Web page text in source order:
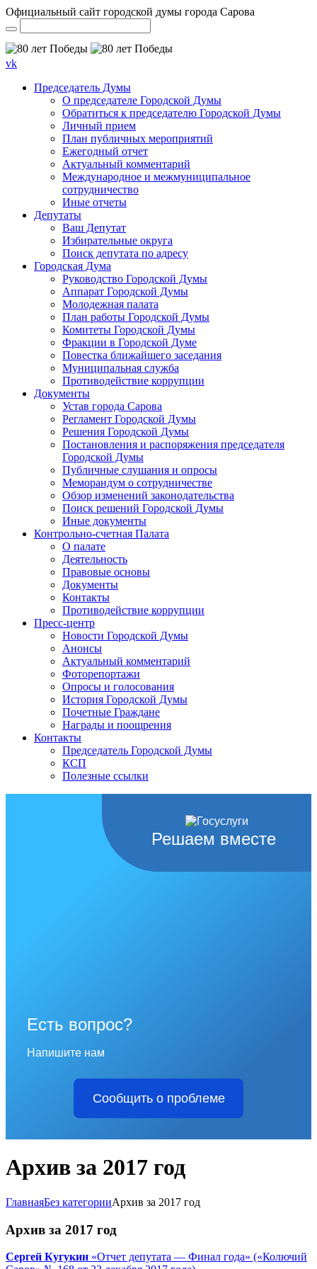
Официальный сайт городской думы города Сарова
vk
Председатель Думы
О председателе Городской Думы
Обратиться к председателю Городской Думы
Личный прием
План публичных мероприятий
Ежегодный отчет
Актуальный комментарий
Международное и межмуниципальное
сотрудничество
Иные отчеты
Депутаты
Ваш Депутат
Избирательные округа
Поиск депутата по адресу
Городская Дума
Руководство Городской Думы
Аппарат Городской Думы
Молодежная палата
План работы Городской Думы
Комитеты Городской Думы
Фракции в Городской Думе
Повестка ближайшего заседания
Муниципальная служба
Противодействие коррупции
Документы
Устав города Сарова
Регламент Городской Думы
Решения Городской Думы
Постановления и распоряжения председателя
Городской Думы
Публичные слушания и опросы
Меморандум о сотрудничестве
Обзор изменений законодательства
Поиск решений Городской Думы
Иные документы
Контрольно-счетная Палата
О палате
Деятельность
Правовые основы
Документы
Контакты
Противодействие коррупции
Пресс-центр
Новости Городской Думы
Анонсы
Актуальный комментарий
Фоторепортажи
Опросы и голосования
История Городской Думы
Почетные Граждане
Награды и поощрения
Контакты
Председатель Городской Думы
КСП
Полезные ссылки
Решаем вместе
Есть вопрос?
Напишите нам
Сообщить о проблеме
Архив за 2017 год
ГлавнаяБез категорииАрхив за 2017 год
Архив за 2017 год
Сергей Кугукин «Отчет депутата — Финал года» («Колючий